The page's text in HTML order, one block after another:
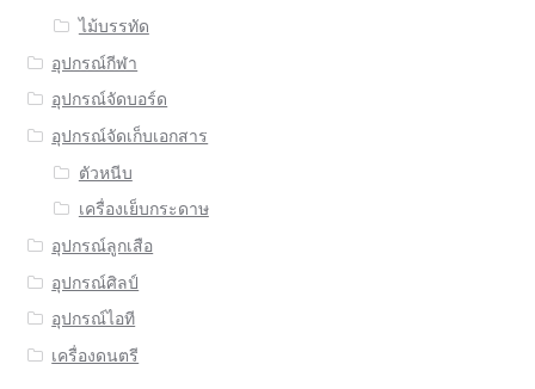
ไม้บรรทัด
อุปกรณ์กีฬา
อุปกรณ์จัดบอร์ด
อุปกรณ์จัดเก็บเอกสาร
ตัวหนีบ
เครื่องเย็บกระดาษ
อุปกรณ์ลูกเสือ
อุปกรณ์ศิลป์
อุปกรณ์ไอที
เครื่องดนตรี